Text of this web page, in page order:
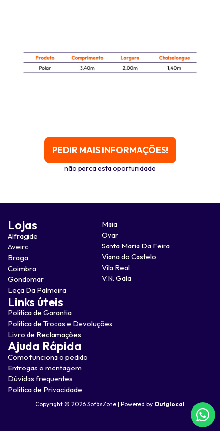
PEDIR MAIS INFORMAÇÕES!
não perca esta oportunidade
Lojas
Alfragide
Aveiro
Braga
Coimbra
Gondomar
Leça Da Palmeira
Maia
Ovar
Santa Maria Da Feira
Viana do Castelo
Vila Real
V.N. Gaia
Links úteis
Política de Garantia
Política de Trocas e Devoluções
Livro de Reclamações
Ajuda Rápida
Como funciona o pedido
Entregas e montagem
Dúvidas frequentes
Política de Privacidade
Copyright © 2026 SofásZone | Powered by Outglocal